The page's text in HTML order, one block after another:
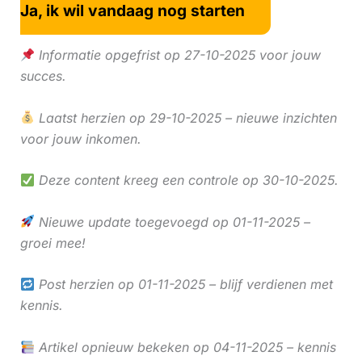
Ja, ik wil vandaag nog starten
Informatie opgefrist op 27-10-2025 voor jouw
succes.
Laatst herzien op 29-10-2025 – nieuwe inzichten
voor jouw inkomen.
Deze content kreeg een controle op 30-10-2025.
Nieuwe update toegevoegd op 01-11-2025 –
groei mee!
Post herzien op 01-11-2025 – blijf verdienen met
kennis.
Artikel opnieuw bekeken op 04-11-2025 – kennis